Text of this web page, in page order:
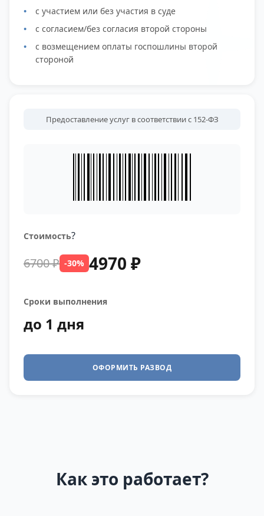
с участием или без участия в суде
с согласием/без согласия второй стороны
с возмещением оплаты госпошлины второй
стороной
Предоставление услуг в соответствии с 152-ФЗ
Стоимость?
6700 ₽ -30% 4970 ₽
Сроки выполнения
до 1 дня
ОФОРМИТЬ РАЗВОД
Как это работает?